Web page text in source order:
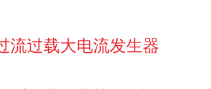
流过载大电流发生器